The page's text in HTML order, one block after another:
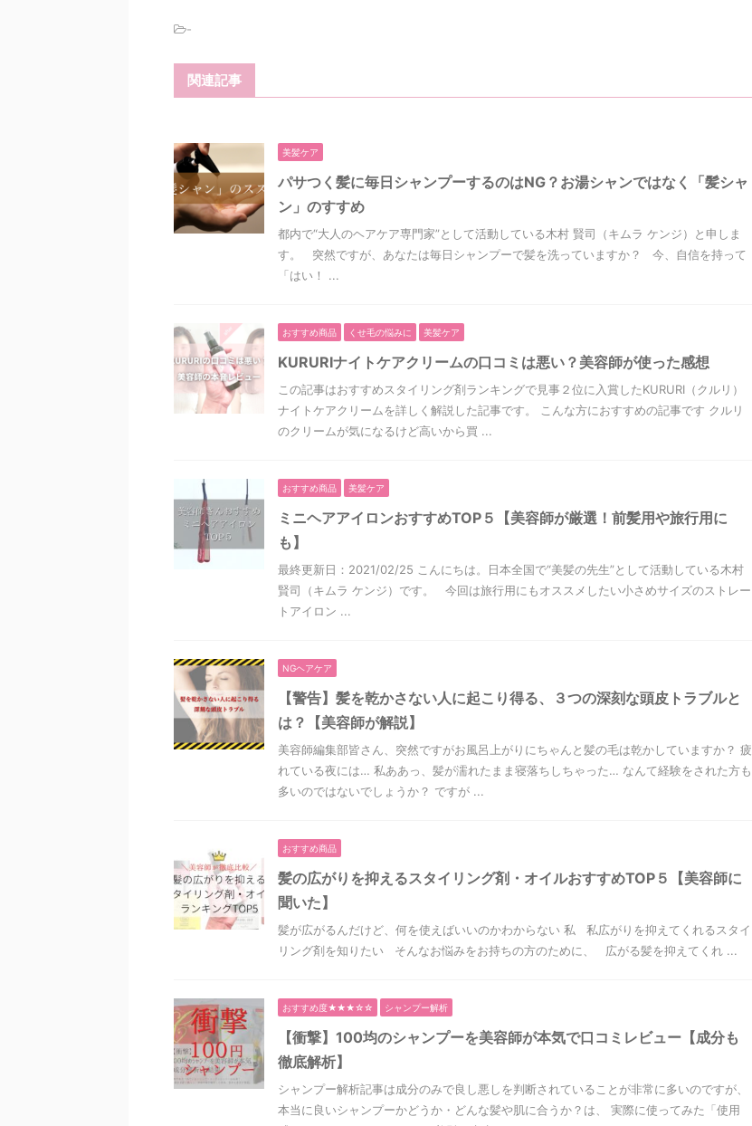
-
関連記事
美髪ケア
パサつく髪に毎日シャンプーするのはNG？お湯シャンではなく「髪シャ
ン」のすすめ
都内で“大人のヘアケア専門家”として活動している木村 賢司（キムラ ケンジ）と申しま
す。 突然ですが、あなたは毎日シャンプーで髪を洗っていますか？ 今、自信を持って
「はい！ ...
おすすめ商品 くせ毛の悩みに 美髪ケア
KURURIナイトケアクリームの口コミは悪い？美容師が使った感想
この記事はおすすめスタイリング剤ランキングで見事２位に入賞したKURURI（クルリ）
ナイトケアクリームを詳しく解説した記事です。 こんな方におすすめの記事です クルリ
のクリームが気になるけど高いから買 ...
おすすめ商品 美髪ケア
ミニヘアアイロンおすすめTOP５【美容師が厳選！前髪用や旅行用に
も】
最終更新日：2021/02/25 こんにちは。日本全国で“美髪の先生”として活動している木村
賢司（キムラ ケンジ）です。 今回は旅行用にもオススメしたい小さめサイズのストレー
トアイロン ...
NGヘアケア
【警告】髪を乾かさない人に起こり得る、３つの深刻な頭皮トラブルと
は？【美容師が解説】
美容師編集部皆さん、突然ですがお風呂上がりにちゃんと髪の毛は乾かしていますか？ 疲
れている夜には… 私ああっ、髪が濡れたまま寝落ちしちゃった… なんて経験をされた方も
多いのではないでしょうか？ ですが ...
おすすめ商品
髪の広がりを抑えるスタイリング剤・オイルおすすめTOP５【美容師に
聞いた】
髪が広がるんだけど、何を使えばいいのかわからない 私 私広がりを抑えてくれるスタイ
リング剤を知りたい そんなお悩みをお持ちの方のために、 広がる髪を抑えてくれ ...
おすすめ度★★★☆☆ シャンプー解析
【衝撃】100均のシャンプーを美容師が本気で口コミレビュー【成分も
徹底解析】
シャンプー解析記事は成分のみで良し悪しを判断されていることが非常に多いのですが、
本当に良いシャンプーかどうか・どんな髪や肌に合うか？は、 実際に使ってみた「使用